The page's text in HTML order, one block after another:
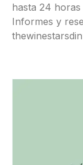
hasta 24
Informes y